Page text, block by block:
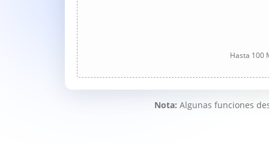
Hasta 100
Nota: Algunas funciones